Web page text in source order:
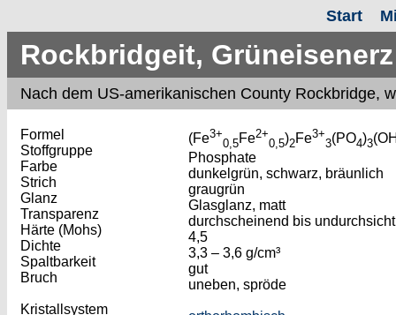
Start
Rockbridgeit, Grüneisenerz
Nach dem US-amerikanischen County Rockbridge,
Formel
Stoffgruppe
Farbe
Strich
Glanz
Transparenz
Härte (Mohs)
Dichte
Spaltbarkeit
Bruch
Kristallsystem
(Fe3+
0,5Fe2+
0,5)2Fe3+
3(PO4)3
Phosphate
dunkelgrün, schwarz, bräunlich
graugrün
Glasglanz, matt
durchscheinend bis
4,5
3,3 – 3,6 g/cm³
gut
uneben, spröde